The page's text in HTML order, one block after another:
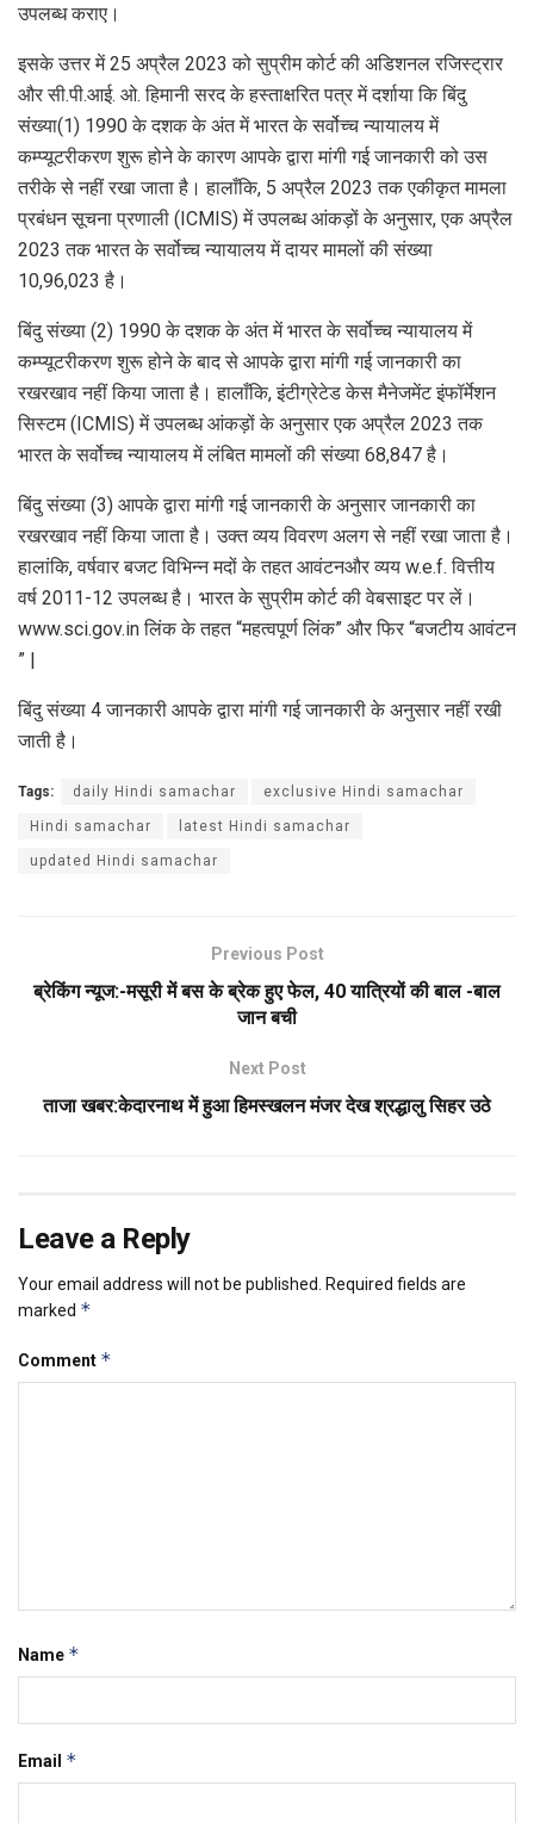
उपलब्ध कराए।
इसके उत्तर में 25 अप्रैल 2023 को सुप्रीम कोर्ट की अडिशनल रजिस्ट्रार
और सी.पी.आई. ओ. हिमानी सरद के हस्ताक्षरित पत्र में दर्शाया कि बिंदु
संख्या(1) 1990 के दशक के अंत में भारत के सर्वोच्च न्यायालय में
कम्प्यूटरीकरण शुरू होने के कारण आपके द्वारा मांगी गई जानकारी को उस
तरीके से नहीं रखा जाता है। हालाँकि, 5 अप्रैल 2023 तक एकीकृत मामला
प्रबंधन सूचना प्रणाली (ICMIS) में उपलब्ध आंकड़ों के अनुसार, एक अप्रैल
2023 तक भारत के सर्वोच्च न्यायालय में दायर मामलों की संख्या
10,96,023 है।
बिंदु संख्या (2) 1990 के दशक के अंत में भारत के सर्वोच्च न्यायालय में
कम्प्यूटरीकरण शुरू होने के बाद से आपके द्वारा मांगी गई जानकारी का
रखरखाव नहीं किया जाता है। हालाँकि, इंटीग्रेटेड केस मैनेजमेंट इंफॉर्मेशन
सिस्टम (ICMIS) में उपलब्ध आंकड़ों के अनुसार एक अप्रैल 2023 तक
भारत के सर्वोच्च न्यायालय में लंबित मामलों की संख्या 68,847 है।
बिंदु संख्या (3) आपके द्वारा मांगी गई जानकारी के अनुसार जानकारी का
रखरखाव नहीं किया जाता है। उक्त व्यय विवरण अलग से नहीं रखा जाता है।
हालांकि, वर्षवार बजट विभिन्न मदों के तहत आवंटनऔर व्यय w.e.f. वित्तीय
वर्ष 2011-12 उपलब्ध है। भारत के सुप्रीम कोर्ट की वेबसाइट पर लें।
www.sci.gov.in लिंक के तहत “महत्वपूर्ण लिंक” और फिर “बजटीय आवंटन
” |
बिंदु संख्या 4 जानकारी आपके द्वारा मांगी गई जानकारी के अनुसार नहीं रखी
जाती है।
Tags: daily Hindi samachar exclusive Hindi samachar
Hindi samachar latest Hindi samachar
updated Hindi samachar
Previous Post
ब्रेकिंग न्यूज:-मसूरी में बस के ब्रेक हुए फेल, 40 यात्रियों की बाल -बाल
जान बची
Next Post
ताजा खबर:केदारनाथ में हुआ हिमस्खलन मंजर देख श्रद्धालु सिहर उठे
Leave a Reply
Your email address will not be published. Required fields are
marked *
Comment *
Name *
Email *